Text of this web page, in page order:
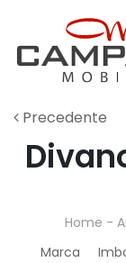
Precedente
Home -
Marca